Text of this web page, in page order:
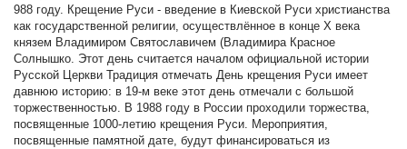
988 году. Крещение Руси - введение в Киевской Руси христианства
как государственной религии, осуществлённое в конце X века
князем Владимиром Святославичем (Владимира Красное
Солнышко. Этот день считается началом официальной истории
Русской Церкви Традиция отмечать День крещения Руси имеет
давнюю историю: в 19-м веке этот день отмечали с большой
торжественностью. В 1988 году в России проходили торжества,
посвященные 1000-летию крещения Руси. Мероприятия,
посвященные памятной дате, будут финансироваться из